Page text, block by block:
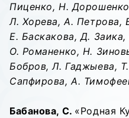
Пиценко, Н.
Л. Хорева, А. Петрова,
Е. Баскакова, Д.
О. Романенко, Н.
Бобров, Л. Гаджыева,
Сапфирова, А.
Бабанова, С. «Родная